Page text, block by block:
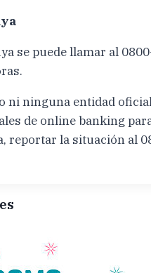
se puede llamar al
ni ninguna entidad
de online banking
reportar la situación al